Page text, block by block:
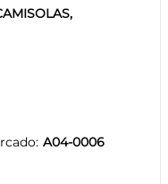
A04-0006